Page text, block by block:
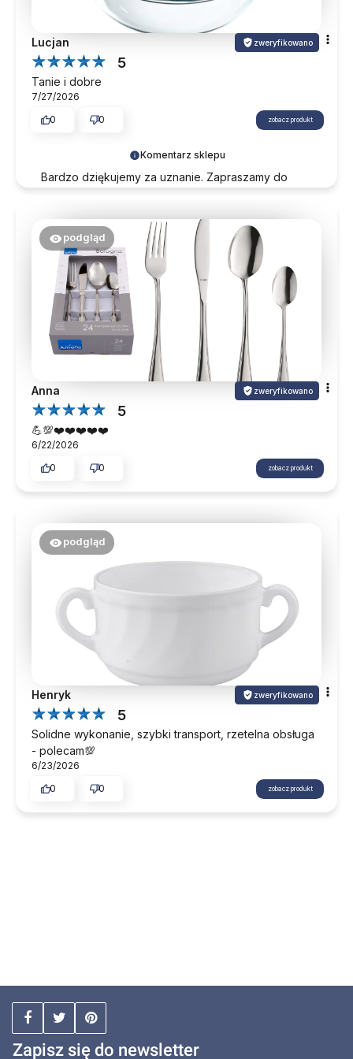
Komentarz sklepu
Bardzo dziękujemy za uznanie. Zapraszamy do
Lucjan zweryfikowano
5
Tanie i dobre
7/27/2026
0
0 zobacz produkt
podgląd
Anna zweryfikowano
5
💪💯❤️❤️❤️❤️❤️
6/22/2026
0
0 zobacz produkt
podgląd
Henryk zweryfikowano
5
Solidne wykonanie, szybki transport, rzetelna obsługa
- polecam💯
6/23/2026
0
0 zobacz produkt
Zapisz się do newsletter